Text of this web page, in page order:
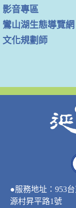
影音專區
鸞山湖生態導覽網
文化規劃師
●服務地址：953
源村昇平路1號